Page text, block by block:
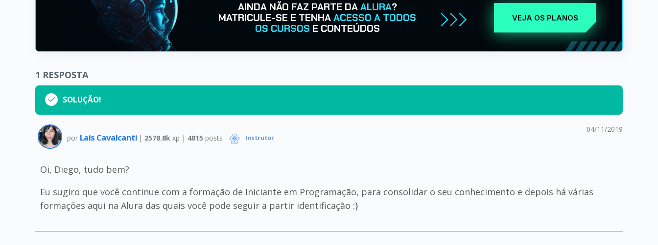
AINDA NÃO FAZ PARTE DAALURA?
MATRICULE-SE E TENHAACESSO A TODOS
OS CURSOS E CONTEÚDOS
VEJA OS PLANOS
1 RESPOSTA
SOLUÇÃO!
por Laís Cavalcanti | 2578.8k xp | 4815 posts Instrutor
04/11/2019
Oi, Diego, tudo bem?
Eu sugiro que você continue com a formação de Iniciante em Programação, para consolidar o seu conhecimento e depois há várias
formações aqui na Alura das quais você pode seguir a partir identificação :}